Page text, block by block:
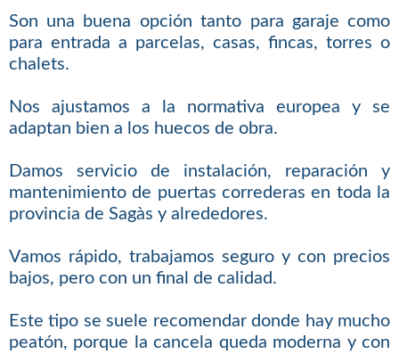
Son una buena opción tanto para garaje como
para entrada a parcelas, casas, fincas, torres o
chalets.
Nos ajustamos a la normativa europea y se
adaptan bien a los huecos de obra.
Damos servicio de instalación, reparación y
mantenimiento de puertas correderas en toda la
provincia de Sagàs y alrededores.
Vamos rápido, trabajamos seguro y con precios
bajos, pero con un final de calidad.
Este tipo se suele recomendar donde hay mucho
peatón, porque la cancela queda moderna y con